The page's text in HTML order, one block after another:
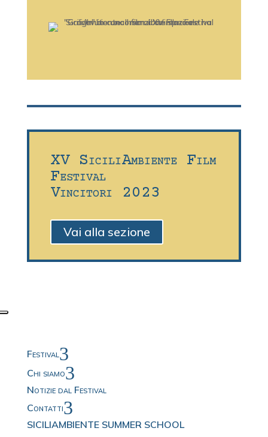
XV SiciliAmbiente Film
Festival
Vincitori 2023
Vai alla sezione
Festival3
Chi siamo3
Notizie dal Festival
Contatti3
SICILIAMBIENTE SUMMER SCHOOL